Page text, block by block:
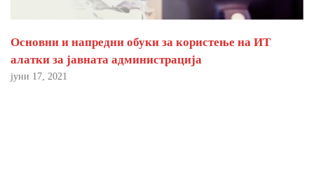
Основни и напредни обуки за користење на ИТ
алатки за јавната администрација
јуни 17, 2021